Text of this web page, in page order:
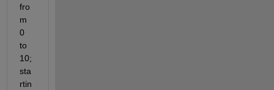
fro
m
0
to
10;
sta
rtin